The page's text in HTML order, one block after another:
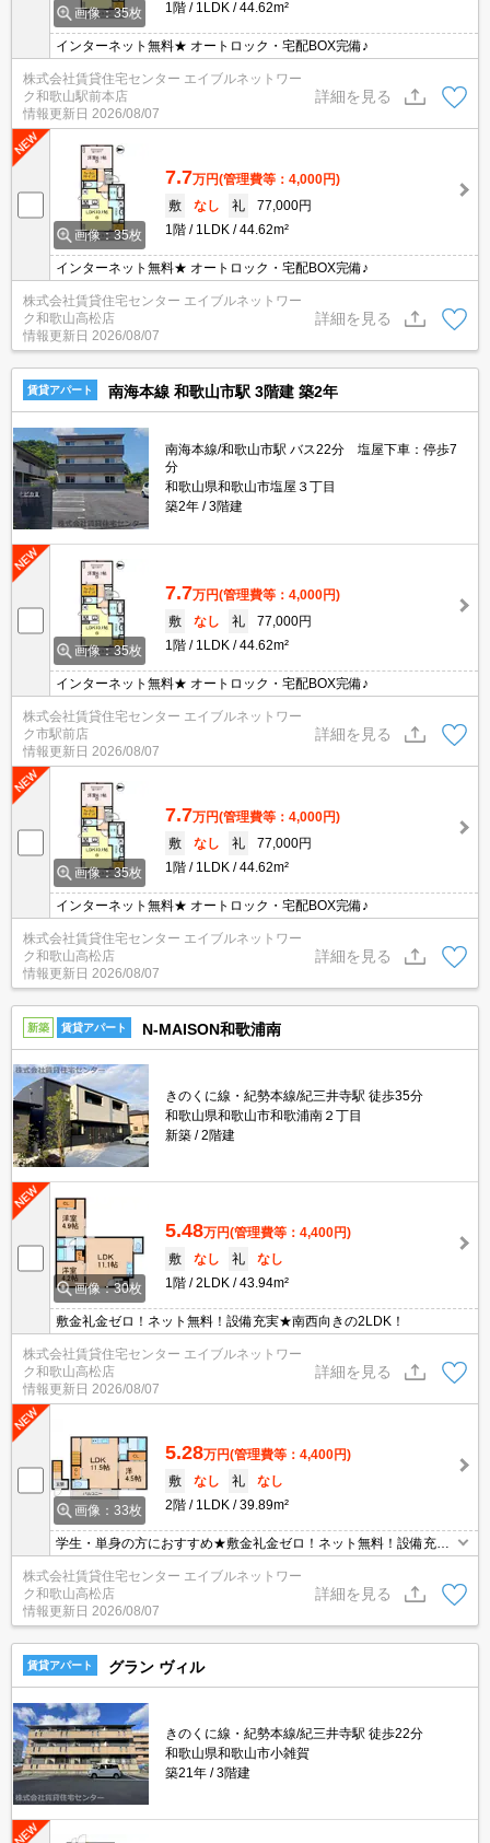
画像：35枚 1階 1LDK 44.62m²
インターネット無料★ オートロック・宅配BOX完備♪
株式会社賃貸住宅センター エイブルネットワー
ク和歌山駅前本店
情報更新日 2026/08/07
詳細を見る
画像：35枚
7.7万円(管理費等：4,000円)
敷
なし 礼
77,000円
1階
1LDK 44.62m²
インターネット無料★ オートロック・宅配BOX完備♪
株式会社賃貸住宅センター エイブルネットワー
ク和歌山高松店
情報更新日 2026/08/07
詳細を見る
賃貸アパート 南海本線 和歌山市駅 3階建 築2年
南海本線/和歌山市駅 バス22分 塩屋下車：停歩7
分
和歌山県和歌山市塩屋３丁目
築2年
3階建
画像：35枚
7.7万円(管理費等：4,000円)
敷
なし 礼
77,000円
1階
1LDK 44.62m²
インターネット無料★ オートロック・宅配BOX完備♪
株式会社賃貸住宅センター エイブルネットワー
ク市駅前店
情報更新日 2026/08/07
詳細を見る
画像：35枚
7.7万円(管理費等：4,000円)
敷
なし 礼
77,000円
1階
1LDK 44.62m²
インターネット無料★ オートロック・宅配BOX完備♪
株式会社賃貸住宅センター エイブルネットワー
ク和歌山高松店
情報更新日 2026/08/07
詳細を見る
新築 賃貸アパート N-MAISON和歌浦南
きのくに線・紀勢本線/紀三井寺駅 徒歩35分
和歌山県和歌山市和歌浦南２丁目
新築
2階建
画像：30枚
5.48万円(管理費等：4,400円)
敷
なし 礼
なし
1階
2LDK 43.94m²
敷金礼金ゼロ！ネット無料！設備充実★南西向きの2LDK！
株式会社賃貸住宅センター エイブルネットワー
ク和歌山高松店
情報更新日 2026/08/07
詳細を見る
画像：33枚
5.28万円(管理費等：4,400円)
敷
なし 礼
なし
2階
1LDK 39.89m²
学生・単身の方におすすめ★敷金礼金ゼロ！ネット無料！設備充実
1LDK！
株式会社賃貸住宅センター エイブルネットワー
ク和歌山高松店
情報更新日 2026/08/07
詳細を見る
賃貸アパート グラン ヴィル
きのくに線・紀勢本線/紀三井寺駅 徒歩22分
和歌山県和歌山市小雑賀
築21年
3階建